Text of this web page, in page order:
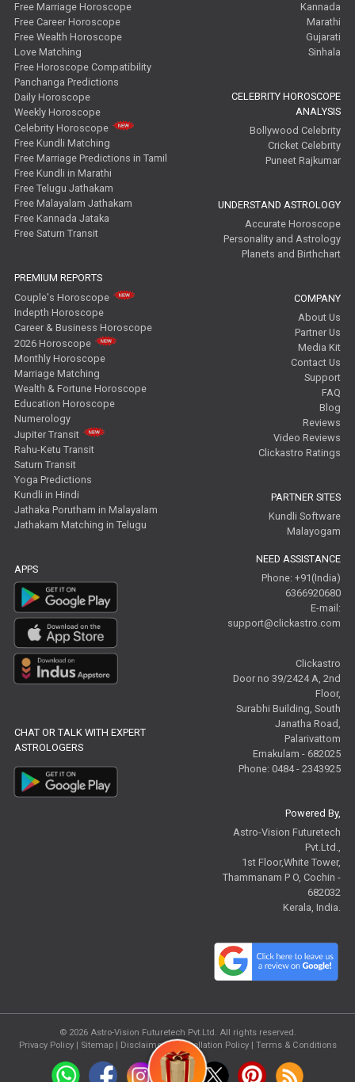
Free Marriage Horoscope
Free Career Horoscope
Free Wealth Horoscope
Love Matching
Free Horoscope Compatibility
Panchanga Predictions
Daily Horoscope
Weekly Horoscope
Celebrity Horoscope
Free Kundli Matching
Free Marriage Predictions in Tamil
Free Kundli in Marathi
Free Telugu Jathakam
Free Malayalam Jathakam
Free Kannada Jataka
Free Saturn Transit
PREMIUM REPORTS
Couple's Horoscope
Indepth Horoscope
Career & Business Horoscope
2026 Horoscope
Monthly Horoscope
Marriage Matching
Wealth & Fortune Horoscope
Education Horoscope
Numerology
Jupiter Transit
Rahu-Ketu Transit
Saturn Transit
Yoga Predictions
Kundli in Hindi
Jathaka Porutham in Malayalam
Jathakam Matching in Telugu
APPS
CHAT OR TALK WITH EXPERT
ASTROLOGERS
Kannada
Marathi
Gujarati
Sinhala
CELEBRITY HOROSCOPE
ANALYSIS
Bollywood Celebrity
Cricket Celebrity
Puneet Rajkumar
UNDERSTAND ASTROLOGY
Accurate Horoscope
Personality and Astrology
Planets and Birthchart
COMPANY
About Us
Partner Us
Media Kit
Contact Us
Support
FAQ
Blog
Reviews
Video Reviews
Clickastro Ratings
PARTNER SITES
Kundli Software
Malayogam
NEED ASSISTANCE
Phone: +91(India)
6366920680
E-mail:
support@clickastro.com
Clickastro
Door no 39/2424 A, 2nd
Floor,
Surabhi Building, South
Janatha Road,
Palarivattom
Ernakulam - 682025
Phone: 0484 - 2343925
Powered By,
Astro-Vision Futuretech
Pvt.Ltd.,
1st Floor,White Tower,
Thammanam P O, Cochin -
682032
Kerala, India.
© 2026 Astro-Vision Futuretech Pvt.Ltd. All rights reserved.
Privacy Policy| Sitemap | Disclaimer| Cancellation Policy| Terms & Conditions